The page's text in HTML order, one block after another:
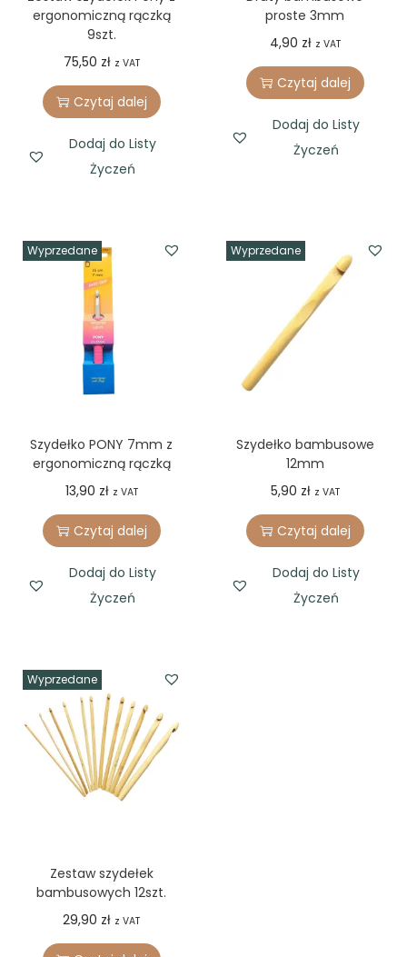
ergonomiczną rączką
9szt.
75,50 zł z VAT
Czytaj dalej
Dodaj do Listy
Życzeń
proste 3mm
4,90 zł z VAT
Czytaj dalej
Dodaj do Listy
Życzeń
Wyprzedane
Szydełko PONY 7mm z
ergonomiczną rączką
13,90 zł z VAT
Czytaj dalej
Dodaj do Listy
Życzeń
Wyprzedane
Szydełko bambusowe
12mm
5,90 zł z VAT
Czytaj dalej
Dodaj do Listy
Życzeń
Wyprzedane
Zestaw szydełek
bambusowych 12szt.
29,90 zł z VAT